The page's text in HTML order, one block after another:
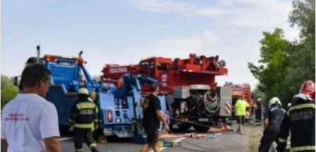
i
l